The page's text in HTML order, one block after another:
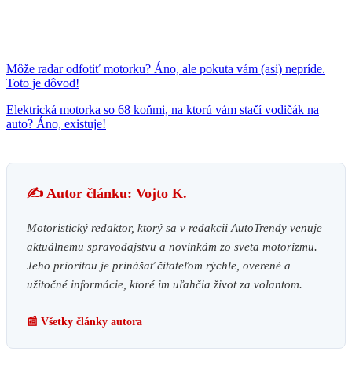
Môže radar odfotiť motorku? Áno, ale pokuta vám (asi) nepríde.
Toto je dôvod!
Elektrická motorka so 68 koňmi, na ktorú vám stačí vodičák na
auto? Áno, existuje!
✍️ Autor článku: Vojto K.
Motoristický redaktor, ktorý sa v redakcii AutoTrendy venuje
aktuálnemu spravodajstvu a novinkám zo sveta motorizmu.
Jeho prioritou je prinášať čitateľom rýchle, overené a
užitočné informácie, ktoré im uľahčia život za volantom.
📰 Všetky články autora